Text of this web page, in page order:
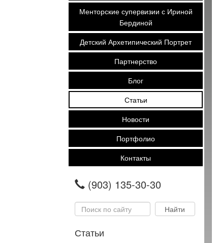
Менторские супервизии с Ириной
Бердиной
Детский Архетипический Портрет
Партнерство
Блог
Статьи
Новости
Портфолио
Контакты
(903) 135-30-30
Статьи